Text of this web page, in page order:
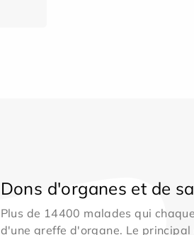
Dons d'organes et de
Plus de 14400 malades qui
d'une greffe d'organe. Le